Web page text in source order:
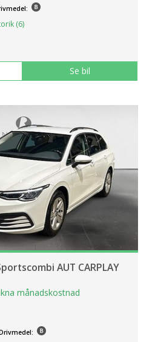
(6)
Se bil
AUT CARPLAY
månadskostnad